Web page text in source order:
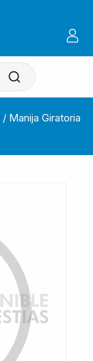
/ Manija Giratoria